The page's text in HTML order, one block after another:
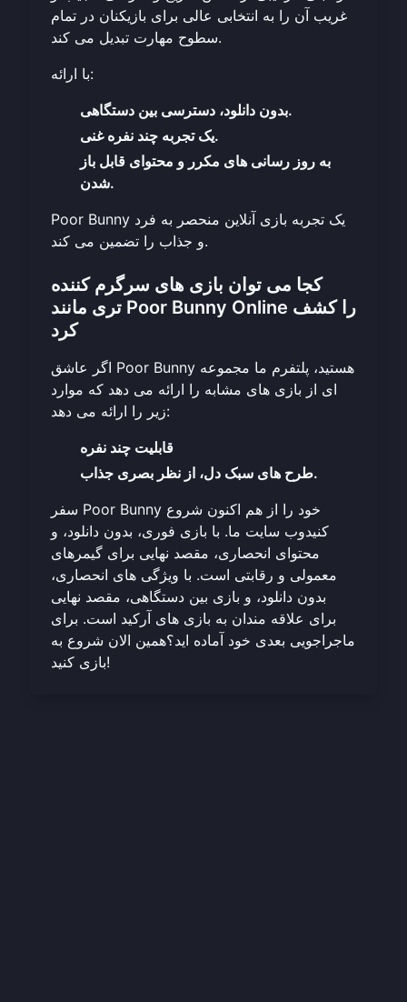
غریب آن را به انتخابی عالی برای بازیکنان در تمام
سطوح مهارت تبدیل می کند.
با ارائه:
بدون دانلود، دسترسی بین دستگاهی.
یک تجربه چند نفره غنی.
به روز رسانی های مکرر و محتوای قابل باز
شدن.
Poor Bunny یک تجربه بازی آنلاین منحصر به فرد
و جذاب را تضمین می کند.
کجا می توان بازی های سرگرم کننده
تری مانند Poor Bunny Online را کشف
کرد
اگر عاشق Poor Bunny هستید، پلتفرم ما مجموعه
ای از بازی های مشابه را ارائه می دهد که موارد
زیر را ارائه می دهد:
قابلیت چند نفره
طرح های سبک دل، از نظر بصری جذاب.
سفر Poor Bunny خود را از هم اکنون شروع
کنیدوب سایت ما. با بازی فوری، بدون دانلود، و
محتوای انحصاری، مقصد نهایی برای گیمرهای
معمولی و رقابتی است. با ویژگی های انحصاری،
بدون دانلود، و بازی بین دستگاهی، مقصد نهایی
برای علاقه مندان به بازی های آرکید است. برای
ماجراجویی بعدی خود آماده اید؟همین الان شروع به
بازی کنید!